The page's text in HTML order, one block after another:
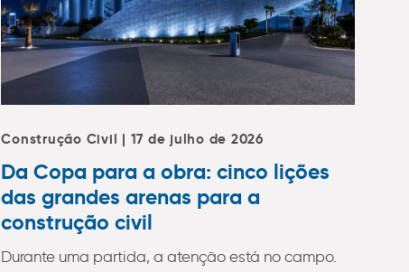
Construção Civil | 17 de julho de 2026
Da Copa para a obra: cinco lições
das grandes arenas para a
construção civil
Durante uma partida, a atenção está no campo.